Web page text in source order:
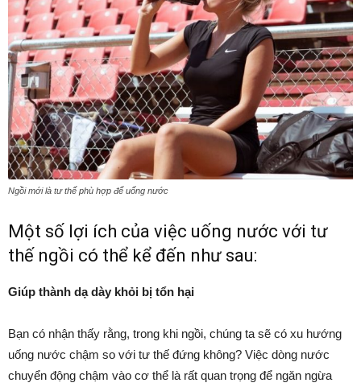
Ngồi mới là tư thế phù hợp để uống nước
Một số lợi ích của việc uống nước với tư
thế ngồi có thể kể đến như sau:
Giúp thành dạ dày khỏi bị tổn hại
Bạn có nhận thấy rằng, trong khi ngồi, chúng ta sẽ có xu hướng
uống nước chậm so với tư thế đứng không? Việc dòng nước
chuyển động chậm vào cơ thể là rất quan trọng để ngăn ngừa